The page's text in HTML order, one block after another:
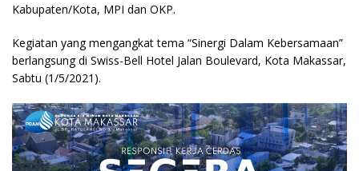
Kabupaten/Kota, MPI dan OKP.
Kegiatan yang mengangkat tema “Sinergi Dalam Kebersamaan”
berlangsung di Swiss-Bell Hotel Jalan Boulevard, Kota Makassar,
Sabtu (1/5/2021).